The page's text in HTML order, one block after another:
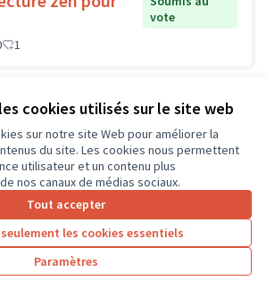
cookies utilisés sur le site web
sur notre site Web pour améliorer la
du site. Les cookies nous permettent
utilisateur et un contenu plus
nos canaux de médias sociaux.
Tout accepter
les cookies essentiels
Paramètres
vote
1